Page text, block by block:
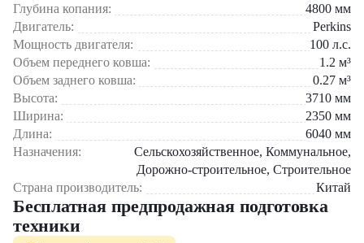
Универсальность
экскаватора и погрузчика,
что сокращает потребность в
дополнительной технике
Комфорт
просторная и эргономичная
кабина с отличной
обзорностью повышает
удобство и эффективность
Экономичность
оптимизированный расход
топлива и простое
техническое обслуживание
снижают эксплуатационные
Глубина копания:
4800 мм
Двигатель:
Perkins
Мощность двигателя:
100 л.с.
Объем переднего ковша:
1.2 м³
Объем заднего ковша:
0.27 м³
Высота:
3710 мм
Ширина:
2350 мм
Длина:
6040 мм
Назначения:
Сельскохозяйственное, Коммунальное,
Дорожно-строительное, Строительное
Страна производитель:
Китай
Бесплатная предпродажная подготовка
техники